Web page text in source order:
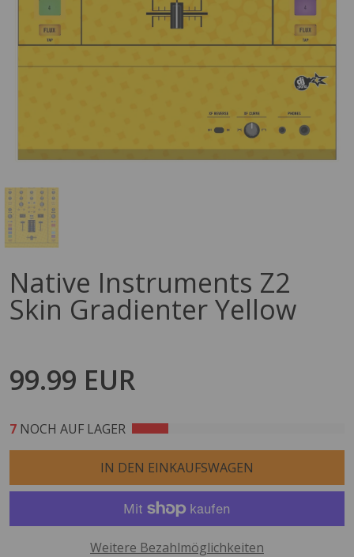
Native Instruments Z2
Skin Gradienter Yellow
99.99 EUR
6 NOCH AUF LAGER
IN DEN EINKAUFSWAGEN
Weitere Bezahlmöglichkeiten